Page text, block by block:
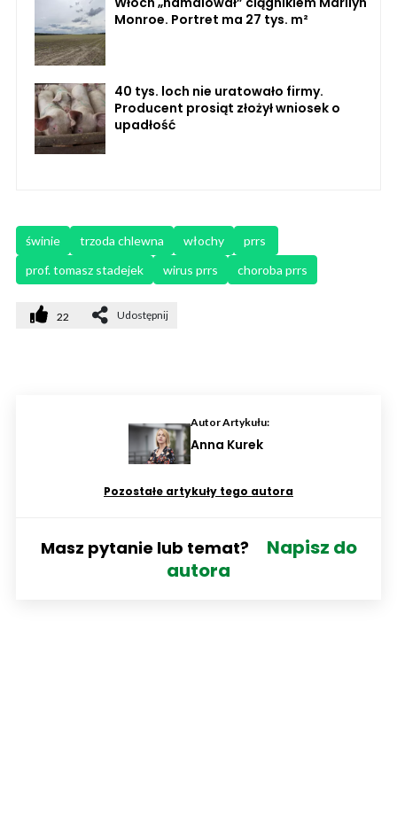
Monroe. Portret ma 27 tys. m²
40 tys. loch nie uratowało firmy.
Producent prosiąt złożył wniosek o
upadłość
świnie trzoda chlewna włochy
prrs
prof. tomasz stadejek
wirus prrs choroba prrs
22 Udostępnij
Autor Artykułu:
Anna Kurek
Pozostałe artykuły tego autora
Masz pytanie lub temat?
Napisz do
autora